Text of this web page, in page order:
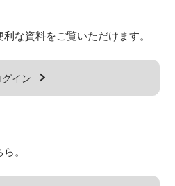
な資料をご覧いただけます。
グイン
。